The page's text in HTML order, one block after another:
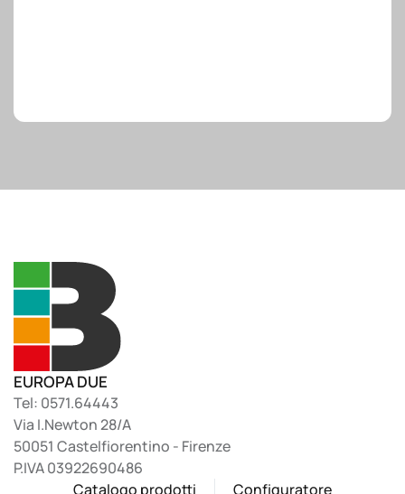
EUROPA DUE
Tel: 0571.64443
Via I.Newton 28/A
50051 Castelfiorentino - Firenze
P.IVA 03922690486
Catalogo prodotti
Configuratore